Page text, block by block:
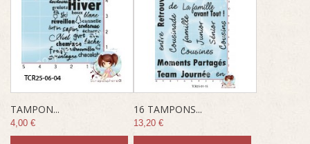
TAMPON...
4,00 €
16 TAMPONS...
13,20 €